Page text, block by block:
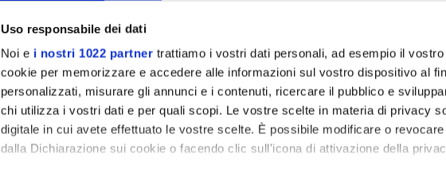
Uso responsabile dei dati
Noi e i nostri 1022 partner trattiamo i vostri dati personali, ad esempio il
cookie per memorizzare e accedere alle informazioni sul vostro dispositivo al
personalizzati, misurare gli annunci e i contenuti, ricercare il pubblico e
chi utilizza i vostri dati e per quali scopi. Le vostre scelte in materia di privacy
digitale in cui avete effettuato le vostre scelte. È possibile modificare o
dalla Dichiarazione sui cookie o facendo clic sull'icona di attivazione della